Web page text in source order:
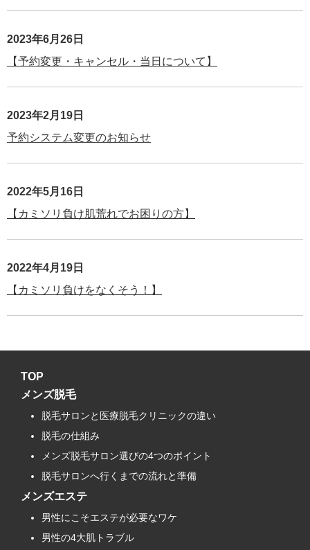
2023年6月26日
【予約変更・キャンセル・当日について】
2023年2月19日
予約システム変更のお知らせ
2022年5月16日
【カミソリ負け肌荒れでお困りの方】‬
2022年4月19日
【カミソリ負けをなくそう！】
TOP
メンズ脱毛
脱毛サロンと医療脱毛クリニックの違い
脱毛の仕組み
メンズ脱毛サロン選びの4つのポイント
脱毛サロンへ行くまでの流れと準備
メンズエステ
男性にこそエステが必要なワケ
男性の4大肌トラブル